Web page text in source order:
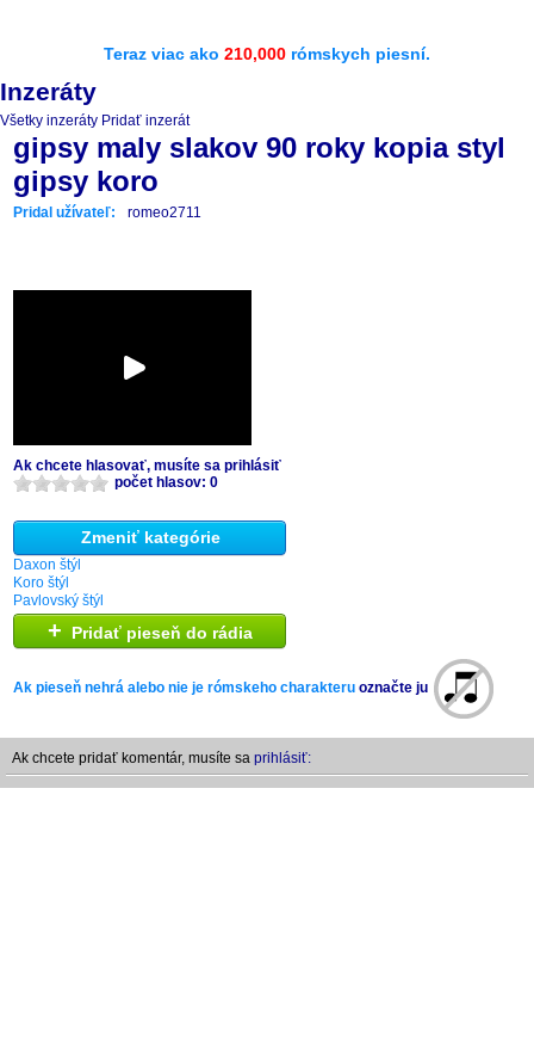
Teraz viac ako 210,000 rómskych piesní.
Inzeráty
Všetky inzeráty Pridať inzerát
gipsy maly slakov 90 roky kopia styl
gipsy koro
Pridal užívateľ: romeo2711
Ak chcete hlasovať, musíte sa prihlásiť
počet hlasov: 0
Zmeniť kategórie
Daxon štýl
Koro štýl
Pavlovský štýl
+ Pridať pieseň do rádia
Ak pieseň nehrá alebo nie je rómskeho charakteru označte ju
Ak chcete pridať komentár, musíte sa prihlásiť: